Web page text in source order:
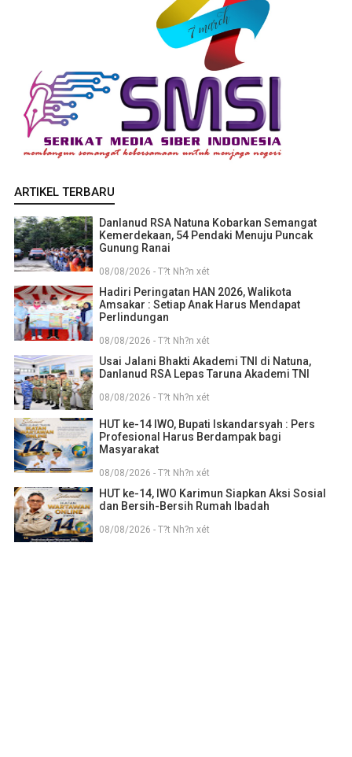
ARTIKEL TERBARU
Danlanud RSA Natuna Kobarkan Semangat
Kemerdekaan, 54 Pendaki Menuju Puncak
Gunung Ranai
08/08/2026 - T?t Nh?n xét
Hadiri Peringatan HAN 2026, Walikota
Amsakar : Setiap Anak Harus Mendapat
Perlindungan
08/08/2026 - T?t Nh?n xét
Usai Jalani Bhakti Akademi TNI di Natuna,
Danlanud RSA Lepas Taruna Akademi TNI
08/08/2026 - T?t Nh?n xét
HUT ke-14 IWO, Bupati Iskandarsyah : Pers
Profesional Harus Berdampak bagi
Masyarakat
08/08/2026 - T?t Nh?n xét
HUT ke-14, IWO Karimun Siapkan Aksi Sosial
dan Bersih-Bersih Rumah Ibadah
08/08/2026 - T?t Nh?n xét